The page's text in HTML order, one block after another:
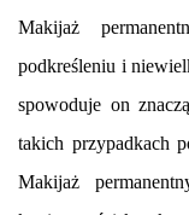
Makijaż
podkreśleniu i
spowoduje on
takich przypadkach
Makijaż